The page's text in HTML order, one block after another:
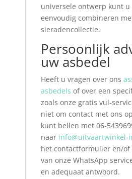
universele ontwerp kunt u
eenvoudig combineren
sieradencollectie.
Persoonlijk
uw asbedel
Heeft u vragen over ons
asbedels of over een
zoals onze gratis vul-
niet om contact met ons
kunt bellen met 06-
naar info@uitvaartwinkel-
het contactformulier en/of
van onze WhatsApp
en adequaat antwoord.